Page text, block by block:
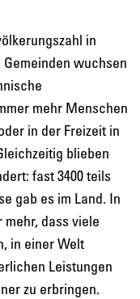
in
wuchsen
mehr Menschen
in der Freizeit in
blieben
fast 3400 teils
gab es im Land. In
mehr, dass viele
in einer Welt
Leistungen
zu erbringen.